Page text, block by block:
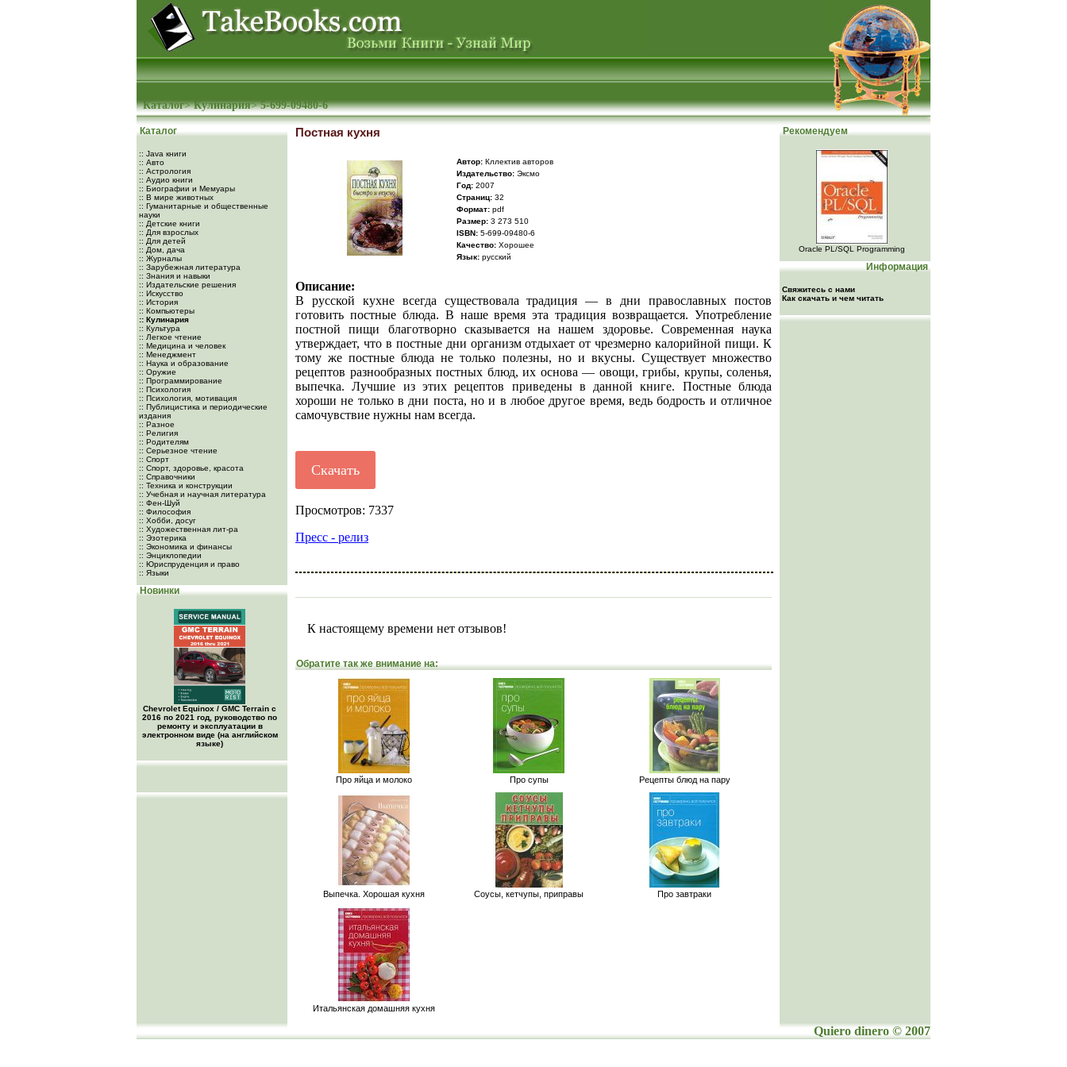
Каталог>Кулинария>5-699-09480-6
Каталог
:: Java книги
:: Авто
:: Астрология
:: Аудио книги
:: Биографии и Мемуары
:: В мире животных
:: Гуманитарные и общественные
науки
:: Детские книги
:: Для взрослых
:: Для детей
:: Дом, дача
:: Журналы
:: Зарубежная литература
:: Знания и навыки
:: Издательские решения
:: Искусство
:: История
:: Компьютеры
:: Кулинария
:: Культура
:: Легкое чтение
:: Медицина и человек
:: Менеджмент
:: Наука и образование
:: Оружие
:: Программирование
:: Психология
:: Психология, мотивация
:: Публицистика и периодические
издания
:: Разное
:: Религия
:: Родителям
:: Серьезное чтение
:: Спорт
:: Спорт, здоровье, красота
:: Справочники
:: Техника и конструкции
:: Учебная и научная литература
:: Фен-Шуй
:: Философия
:: Хобби, досуг
:: Художественная лит-ра
:: Эзотерика
:: Экономика и финансы
:: Энциклопедии
:: Юриспруденция и право
:: Языки
Новинки
Chevrolet Equinox / GMC Terrain c
2016 по 2021 год, руководство по
ремонту и эксплуатации в
электронном виде (на английском
языке)
Постная кухня
Автор: Кллектив авторов
Издательство: Эксмо
Год: 2007
Cтраниц: 32
Формат: pdf
Размер: 3 273 510
ISBN: 5-699-09480-6
Качество: Хорошее
Язык: русский
Описание:
В русской кухне всегда существовала традиция — в дни православных постов
готовить постные блюда. В наше время эта традиция возвращается. Употребление
постной пищи благотворно сказывается на нашем здоровье. Современная наука
утверждает, что в постные дни организм отдыхает от чрезмерно калорийной пищи. К
тому же постные блюда не только полезны, но и вкусны. Существует множество
рецептов разнообразных постных блюд, их основа — овощи, грибы, крупы, соленья,
выпечка. Лучшие из этих рецептов приведены в данной книге. Постные блюда
хороши не только в дни поста, но и в любое другое время, ведь бодрость и отличное
самочувствие нужны нам всегда.
Скачать
Просмотров: 7337
Пресс - релиз
К настоящему времени нет отзывов!
Обратите так же внимание на:
Про яйца и молоко Про супы Рецепты блюд на пару
Выпечка. Хорошая кухня Соусы, кетчупы, приправы Про завтраки
Итальянская домашняя кухня
Рекомендуем
Oracle PL/SQL Programming
Информация
Свяжитесь с нами
Как скачать и чем читать
Quiero dinero © 2007